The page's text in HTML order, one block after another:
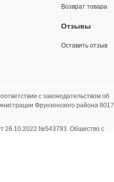
Возврат товара
Отзывы
Оставить отзыв
с законодательством об
Фрунзенского района 8017
26.10.2022 №543793. Общество с